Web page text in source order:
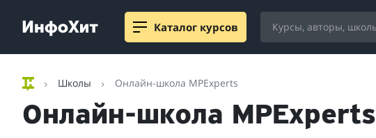
Каталог курсов
Школы Онлайн-школа MPExperts
Онлайн-школа MPExperts